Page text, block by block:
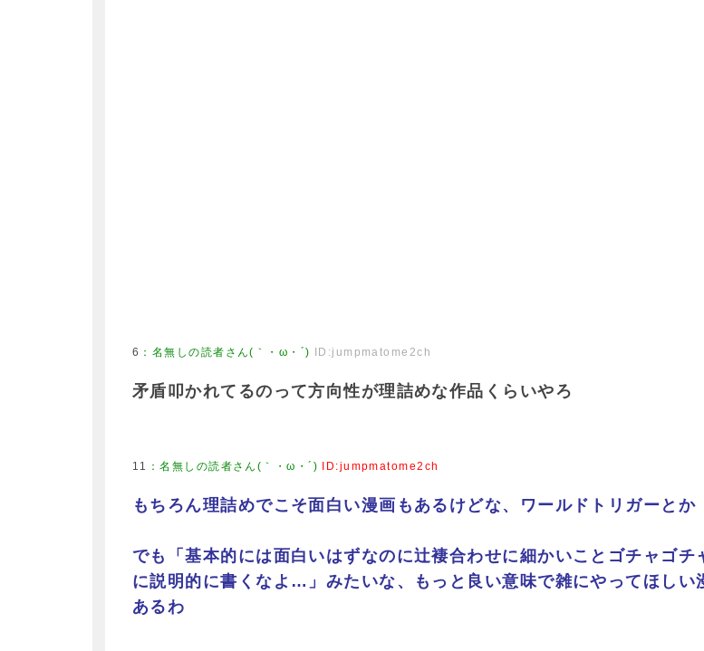
6 ： 名無しの読者さん(｀・ω・´) ID:jumpmatome2ch
矛盾叩かれてるのって方向性が理詰めな作品くらいやろ
11 ：名無しの読者さん(｀・ω・´) ID:jumpmatome2ch
もちろん理詰めでこそ面白い漫画もあるけどな、ワールドトリガーとか
でも「基本的には面白いはずなのに辻褄合わせに細かいことゴチャゴチ
に説明的に書くなよ…」みたいな、もっと良い意味で雑にやってほしい
あるわ